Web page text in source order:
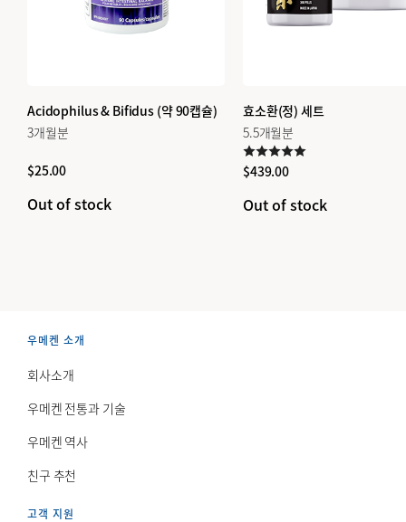
Acidophilus & Bifidus (약 90캡슐)
3개월분
$25.00
Out of stock
효소환(정) 세트
5.5개월분
$439.00
Out of stock
우메켄 소개
회사소개
우메켄 전통과 기술
우메켄 역사
친구 추천
고객 지원